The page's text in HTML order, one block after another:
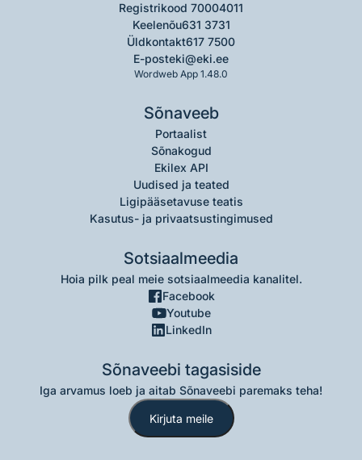
Registrikood 70004011
Keelenõu631 3731
Üldkontakt617 7500
E-posteki@eki.ee
Wordweb App 1.48.0
Sõnaveeb
Portaalist
Sõnakogud
Ekilex API
Uudised ja teated
Ligipääsetavuse teatis
Kasutus- ja privaatsustingimused
Sotsiaalmeedia
Hoia pilk peal meie sotsiaalmeedia kanalitel.
Facebook
Youtube
LinkedIn
Sõnaveebi tagasiside
Iga arvamus loeb ja aitab Sõnaveebi paremaks teha!
Kirjuta meile